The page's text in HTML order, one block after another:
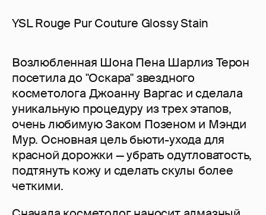
YSL Rouge Pur Couture Glossy Stain
Возлюбленная Шона Пена Шарлиз Терон
посетила до "Оскара" звездного
косметолога Джоанну Варгас и сделала
уникальную процедуру из трех этапов,
очень любимую Заком Позеном и Мэнди
Мур. Основная цель бьюти-ухода для
красной дорожки — убрать одутловатость,
подтянуть кожу и сделать скулы более
четкими.